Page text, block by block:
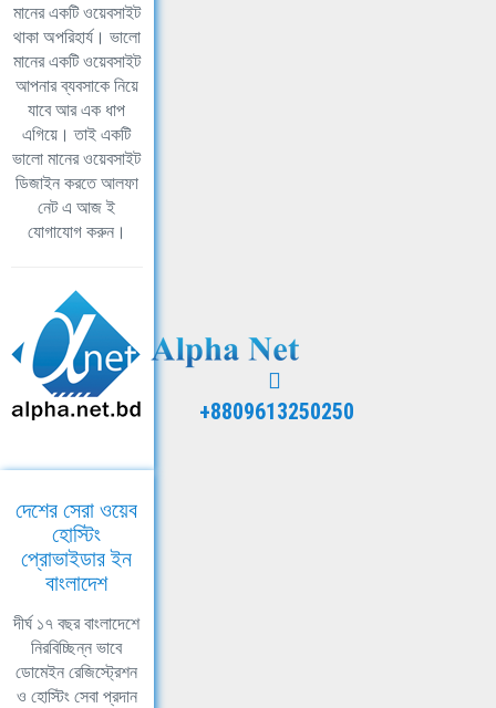
মানের একটি ওয়েবসাইট
থাকা অপরিহার্য। ভালো
মানের একটি ওয়েবসাইট
আপনার ব্যবসাকে নিয়ে
যাবে আর এক ধাপ
এগিয়ে। তাই একটি
ভালো মানের ওয়েবসাইট
ডিজাইন করতে আলফা
নেট এ আজ ই
যোগাযোগ করুন।
+8809613250250
দেশের সেরা ওয়েব
হোস্টিং
প্রোভাইডার ইন
বাংলাদেশ
দীর্ঘ ১৭ বছর বাংলাদেশে
নিরবিচ্ছিন্ন ভাবে
ডোমেইন রেজিস্ট্রেশন
ও হোস্টিং সেবা প্রদান